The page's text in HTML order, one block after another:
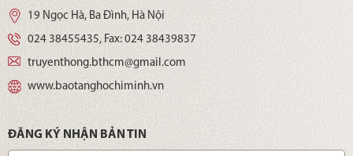
19 Ngọc Hà, Ba Đình, Hà Nội
024 38455435, Fax: 024 38439837
truyenthong.bthcm@gmail.com
www.baotanghochiminh.vn
ĐĂNG KÝ NHẬN BẢN TIN